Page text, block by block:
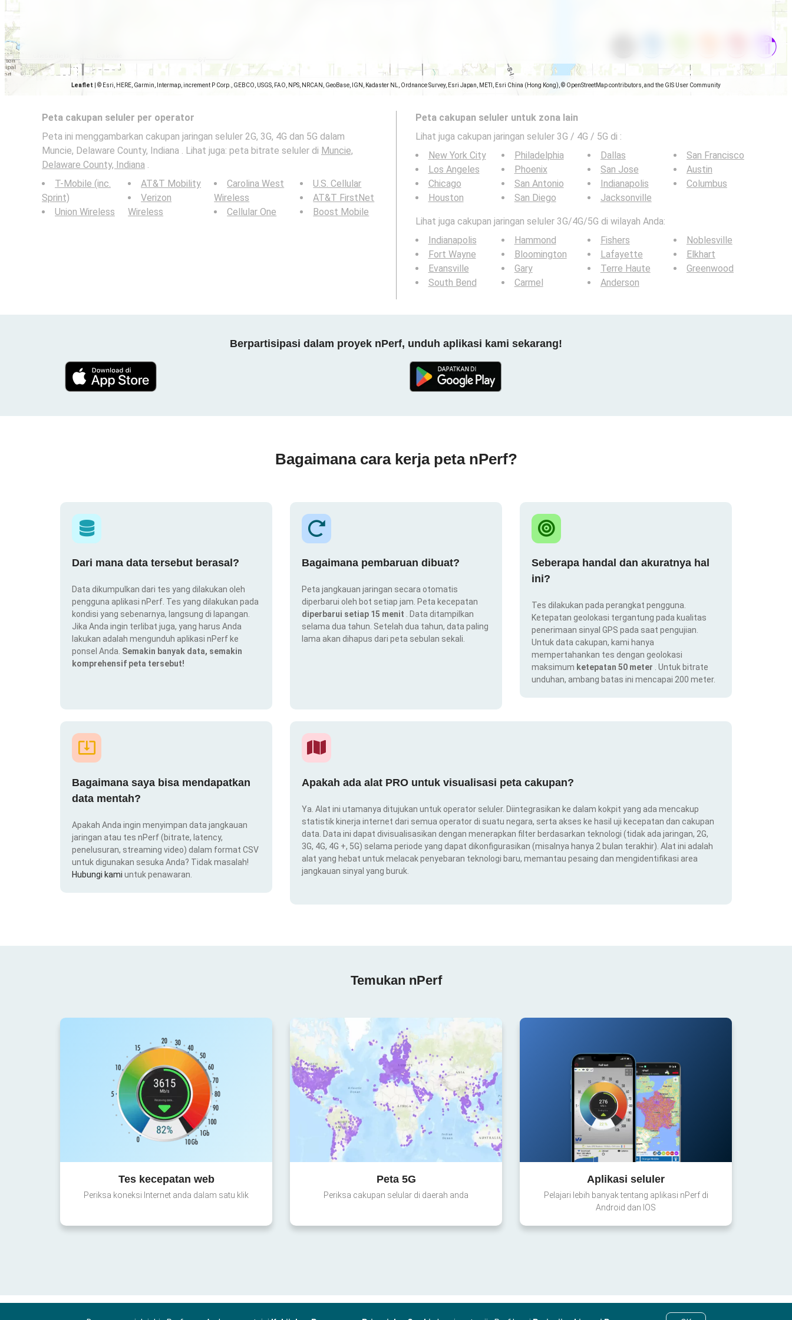
Leaflet © Esri, HERE, Garmin, Intermap, increment P Corp., GEBCO, USGS, FAO, NPS, NRCAN, GeoBase, IGN, Kadaster NL, Ordnance Survey, Esri Japan, METI, Esri China (Hong Kong), © OpenStreetMap contributors, and the GIS User Community
Peta cakupan seluler per operator
Peta ini menggambarkan cakupan jaringan seluler 2G, 3G, 4G dan 5G dalam
Muncie, Delaware County, Indiana . Lihat juga: peta bitrate seluler di Muncie,
Delaware County, Indiana .
T-Mobile (inc.
Sprint)
Union Wireless
AT&T Mobility
Verizon
Wireless
Carolina West
Wireless
Cellular One
U.S. Cellular
AT&T FirstNet
Boost Mobile
Peta cakupan seluler untuk zona lain
Lihat juga cakupan jaringan seluler 3G / 4G / 5G di :
New York City
Los Angeles
Chicago
Houston
Philadelphia
Phoenix
San Antonio
San Diego
Dallas
San Jose
Indianapolis
Jacksonville
San Francisco
Austin
Columbus
Lihat juga cakupan jaringan seluler 3G/4G/5G di wilayah Anda:
Indianapolis
Fort Wayne
Evansville
South Bend
Hammond
Bloomington
Gary
Carmel
Fishers
Lafayette
Terre Haute
Anderson
Noblesville
Elkhart
Greenwood
Berpartisipasi dalam proyek nPerf, unduh aplikasi kami sekarang!
Bagaimana cara kerja peta nPerf?
Dari mana data tersebut berasal?
Data dikumpulkan dari tes yang dilakukan oleh
pengguna aplikasi nPerf. Tes yang dilakukan pada
kondisi yang sebenarnya, langsung di lapangan.
Jika Anda ingin terlibat juga, yang harus Anda
lakukan adalah mengunduh aplikasi nPerf ke
ponsel Anda. Semakin banyak data, semakin
komprehensif peta tersebut!
Bagaimana pembaruan dibuat?
Peta jangkauan jaringan secara otomatis
diperbarui oleh bot setiap jam. Peta kecepatan
diperbarui setiap 15 menit
. Data ditampilkan
selama dua tahun. Setelah dua tahun, data paling
lama akan dihapus dari peta sebulan sekali.
Seberapa handal dan akuratnya hal
ini?
Tes dilakukan pada perangkat pengguna.
Ketepatan geolokasi tergantung pada kualitas
penerimaan sinyal GPS pada saat pengujian.
Untuk data cakupan, kami hanya
mempertahankan tes dengan geolokasi
maksimum ketepatan 50 meter
. Untuk bitrate
unduhan, ambang batas ini mencapai 200 meter.
Bagaimana saya bisa mendapatkan
data mentah?
Apakah Anda ingin menyimpan data jangkauan
jaringan atau tes nPerf (bitrate, latency,
penelusuran, streaming video) dalam format CSV
untuk digunakan sesuka Anda? Tidak masalah!
Hubungi kami untuk penawaran.
Apakah ada alat PRO untuk visualisasi peta cakupan?
Ya. Alat ini utamanya ditujukan untuk operator seluler. Diintegrasikan ke dalam kokpit yang ada mencakup
statistik kinerja internet dari semua operator di suatu negara, serta akses ke hasil uji kecepatan dan cakupan
data. Data ini dapat divisualisasikan dengan menerapkan filter berdasarkan teknologi (tidak ada jaringan, 2G,
3G, 4G, 4G +, 5G) selama periode yang dapat dikonfigurasikan (misalnya hanya 2 bulan terakhir). Alat ini adalah
alat yang hebat untuk melacak penyebaran teknologi baru, memantau pesaing dan mengidentifikasi area
jangkauan sinyal yang buruk.
Temukan nPerf
Tes kecepatan web
Periksa koneksi Internet anda dalam satu klik
Peta 5G
Periksa cakupan selular di daerah anda
Aplikasi seluler
Pelajari lebih banyak tentang aplikasi nPerf di
Android dan IOS